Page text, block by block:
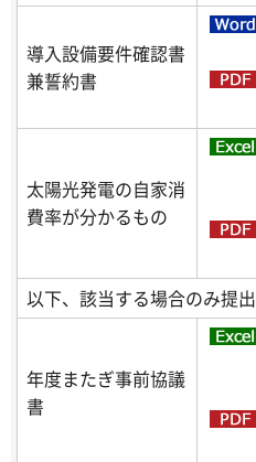
導入設備要件確認書
兼誓約書
太陽光発電の自家消
費率が分かるもの
以下、該当する場合のみ提出
年度またぎ事前協議
書